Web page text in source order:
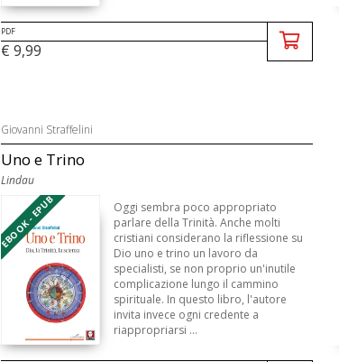
PDF
€ 9,99
Giovanni Straffelini
Uno e Trino
Lindau
EBOOK - EPUB
Oggi sembra poco appropriato
parlare della Trinità. Anche molti
cristiani considerano la riflessione su
Dio uno e trino un lavoro da
specialisti, se non proprio un'inutile
complicazione lungo il cammino
spirituale. In questo libro, l'autore
invita invece ogni credente a
riappropriarsi ...